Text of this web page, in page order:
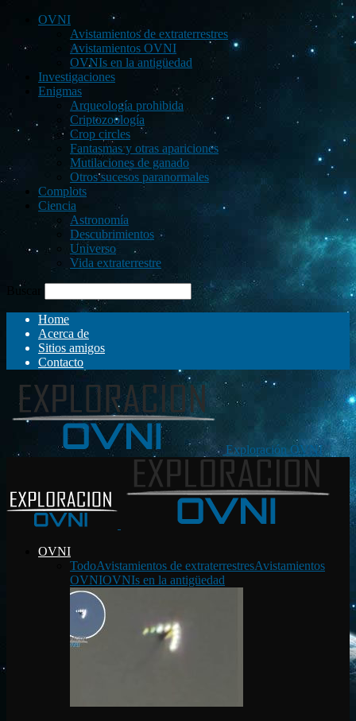
OVNI
Avistamientos de extraterrestres
Avistamientos OVNI
OVNIs en la antigüedad
Investigaciones
Enigmas
Arqueología prohibida
Criptozoología
Crop circles
Fantasmas y otras apariciones
Mutilaciones de ganado
Otros sucesos paranormales
Complots
Ciencia
Astronomía
Descubrimientos
Universo
Vida extraterrestre
Buscar
Home
Acerca de
Sitios amigos
Contacto
Exploración OVNI
OVNI
TodoAvistamientos de extraterrestresAvistamientos
OVNIOVNIs en la antigüedad